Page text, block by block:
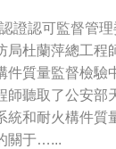
證認可監督管
局杜蘭萍總工程
件質量監督檢驗
師聽取了公安部
統和耐火構件質
關于…...